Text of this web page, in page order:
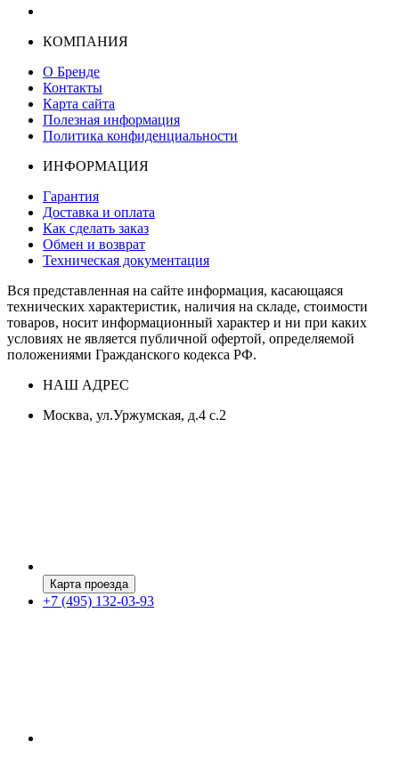
КОМПАНИЯ
О Бренде
Контакты
Карта сайта
Полезная информация
Политика конфиденциальности
ИНФОРМАЦИЯ
Гарантия
Доставка и оплата
Как сделать заказ
Обмен и возврат
Техническая документация
Вся представленная на сайте информация, касающаяся
технических характеристик, наличия на складе, стоимости
товаров, носит информационный характер и ни при каких
условиях не является публичной офертой, определяемой
положениями Гражданского кодекса РФ.
НАШ АДРЕС
Москва, ул.Уржумская, д.4 с.2
Карта проезда
+7 (495) 132-03-93